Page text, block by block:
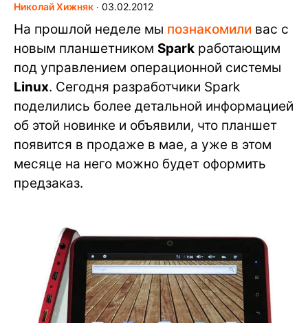
Николай Хижняк ∙ 03.02.2012
На прошлой неделе мы познакомили вас с
новым планшетником Spark работающим
под управлением операционной системы
Linux. Сегодня разработчики Spark
поделились более детальной информацией
об этой новинке и объявили, что планшет
появится в продаже в мае, а уже в этом
месяце на него можно будет оформить
предзаказ.